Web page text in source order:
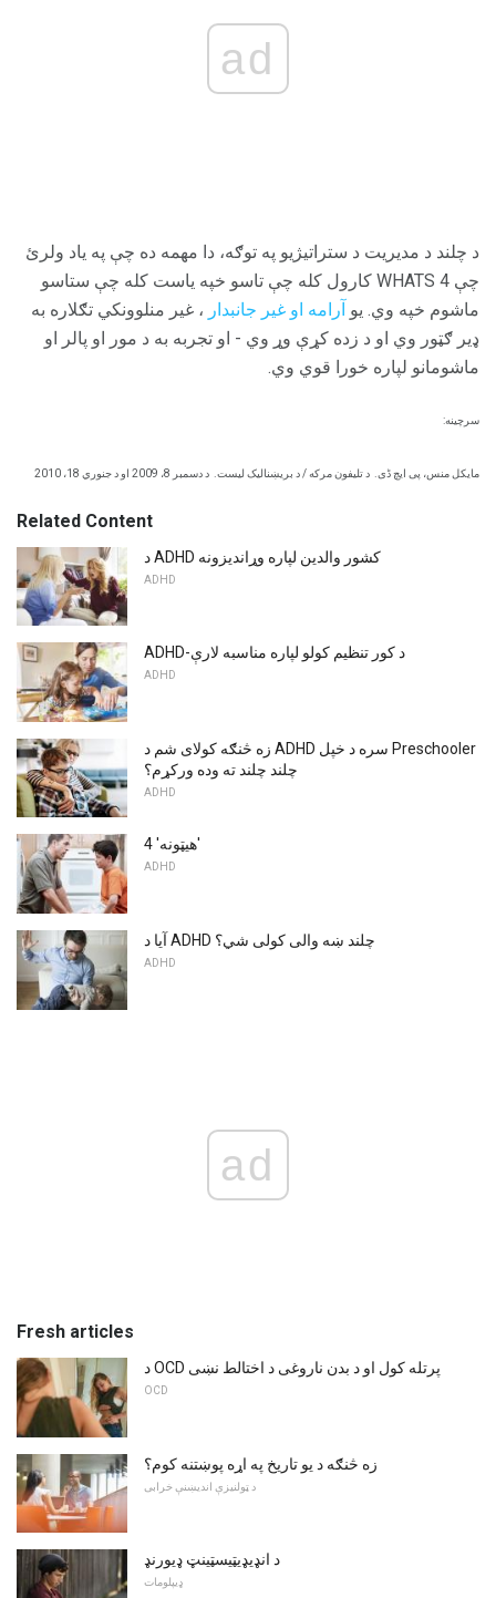
ad
د چلند د مدیریت د ستراتیژیو په توګه، دا مهمه ده چې په یاد ولرئ
چې 4 WHATS کارول کله چې تاسو خپه یاست کله چې ستاسو
ماشوم خپه وي. یو آرامه او غیر جانبدار ، غیر منلوونکي تګلاره به
ډیر ګټور وي او د زده کړې وړ وي - او تجربه به د مور او پالر او
ماشومانو لپاره خورا قوي وي.
سرچینه:
مایکل منس، پی ایچ ڈی. د تلیفون مرکه / د بریښنالیک لیست. د دسمبر 8، 2009 او د جنوري 18، 2010
Related Content
د ADHD کشور والدین لپاره وړاندیزونه
ADHD
ADHD-د کور تنظیم کولو لپاره مناسبه لارې
ADHD
زه څنګه کولای شم د ADHD سره د خپل Preschooler
چلند چلند ته وده ورکړم؟
ADHD
4 'هیټونه'
ADHD
آیا د ADHD چلند ښه والی کولی شي؟
ADHD
ad
Fresh articles
د OCD پرتله کول او د بدن ناروغی د اختالط نښی
OCD
زه څنګه د یو تاریخ په اړه پوښتنه کوم؟
د ټولنیزې اندیښنې خرابی
د انډیډیټیسټینټ ډیورنډ
ډیپلومات